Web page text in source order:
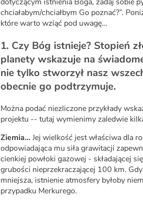
chciałabym/chciałbym Go poznać?”.
które warto wziąć pod uwagę…
1. Czy Bóg istnieje? Stopień
planety wskazuje na
nie tylko stworzył nasz
obecnie go podtrzymuje.
Można podać niezliczone przykłady
projektu -- tutaj wymienimy zaledwie
Ziemia… Jej wielkość jest właściwa dla
odpowiadająca mu siła grawitacji
cienkiej powłoki gazowej - składającej
grubości nieprzekraczającej 100 km.
mniejsza, istnienie atmosfery byłoby
przypadku Merkurego.